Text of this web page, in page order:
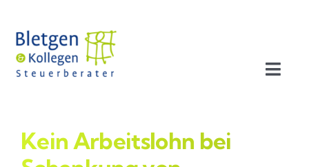
Inhalt
springen
Profil
Kein Arbeitslohn bei